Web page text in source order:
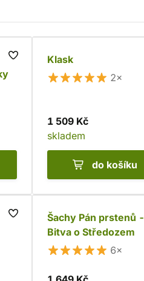
Klask
2×
1 509 Kč
skladem
do košíku
Šachy Pán prstenů -
Bitva o Středozem
6×